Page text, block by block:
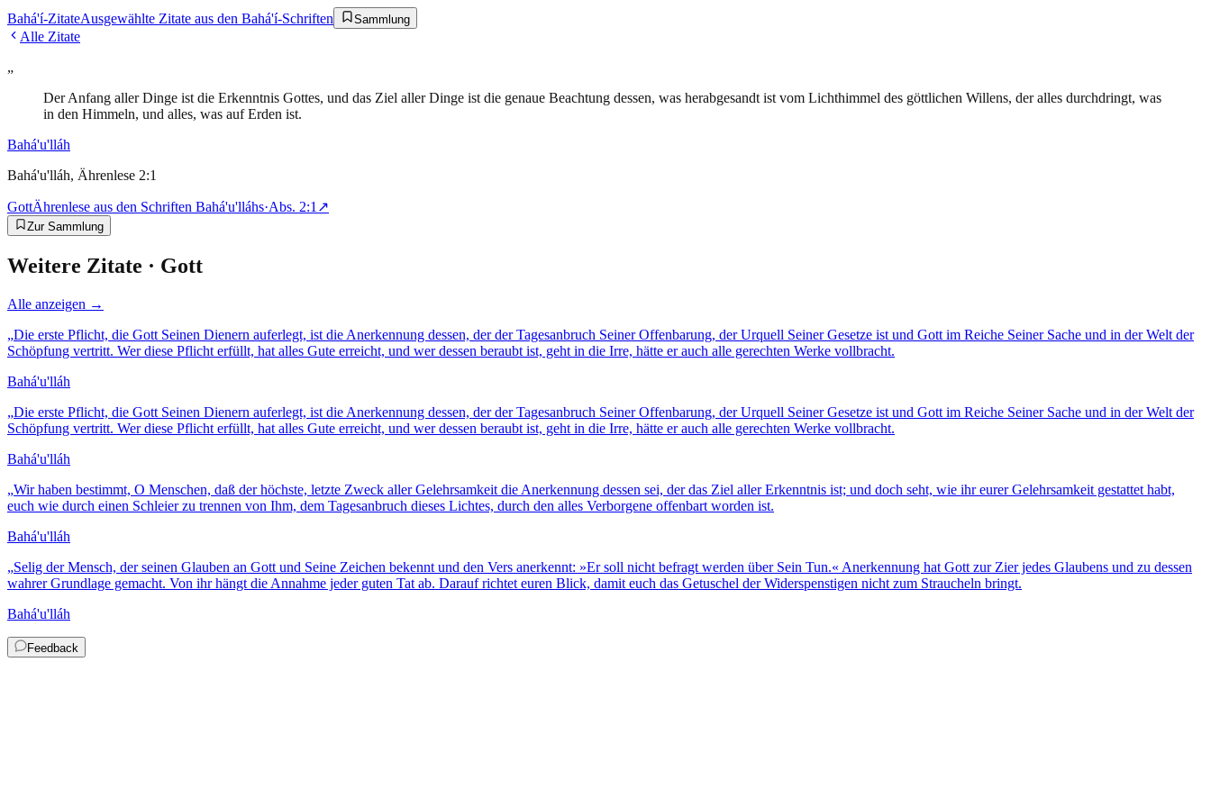
Bahá'í-ZitateAusgewählte Zitate aus den Bahá'í-Schriften Sammlung
Alle Zitate
„
Der Anfang aller Dinge ist die Erkenntnis Gottes, und das Ziel aller Dinge ist die genaue Beachtung dessen, was herabgesandt ist vom Lichthimmel des göttlichen Willens, der alles durchdringt, was
in den Himmeln, und alles, was auf Erden ist.
Bahá'u'lláh
Bahá'u'lláh, Ährenlese 2:1
GottÄhrenlese aus den Schriften Bahá'u'lláhs·Abs. 2:1 ↗
Zur Sammlung
Weitere Zitate · Gott
Alle anzeigen →
„Die erste Pflicht, die Gott Seinen Dienern auferlegt, ist die Anerkennung dessen, der der Tagesanbruch Seiner Offenbarung, der Urquell Seiner Gesetze ist und Gott im Reiche Seiner Sache und in der Welt der
Schöpfung vertritt. Wer diese Pflicht erfüllt, hat alles Gute erreicht, und wer dessen beraubt ist, geht in die Irre, hätte er auch alle gerechten Werke vollbracht.
Bahá'u'lláh
„Die erste Pflicht, die Gott Seinen Dienern auferlegt, ist die Anerkennung dessen, der der Tagesanbruch Seiner Offenbarung, der Urquell Seiner Gesetze ist und Gott im Reiche Seiner Sache und in der Welt der
Schöpfung vertritt. Wer diese Pflicht erfüllt, hat alles Gute erreicht, und wer dessen beraubt ist, geht in die Irre, hätte er auch alle gerechten Werke vollbracht.
Bahá'u'lláh
„Wir haben bestimmt, O Menschen, daß der höchste, letzte Zweck aller Gelehrsamkeit die Anerkennung dessen sei, der das Ziel aller Erkenntnis ist; und doch seht, wie ihr eurer Gelehrsamkeit gestattet habt,
euch wie durch einen Schleier zu trennen von Ihm, dem Tagesanbruch dieses Lichtes, durch den alles Verborgene offenbart worden ist.
Bahá'u'lláh
„Selig der Mensch, der seinen Glauben an Gott und Seine Zeichen bekennt und den Vers anerkennt: »Er soll nicht befragt werden über Sein Tun.« Anerkennung hat Gott zur Zier jedes Glaubens und zu dessen
wahrer Grundlage gemacht. Von ihr hängt die Annahme jeder guten Tat ab. Darauf richtet euren Blick, damit euch das Getuschel der Widerspenstigen nicht zum Straucheln bringt.
Bahá'u'lláh
Feedback